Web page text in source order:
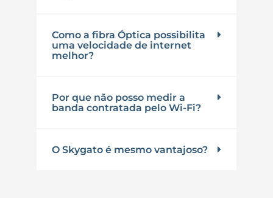
Como a fibra Óptica possibilita
uma velocidade de internet
melhor?
Por que não posso medir a
banda contratada pelo Wi-Fi?
O Skygato é mesmo vantajoso?